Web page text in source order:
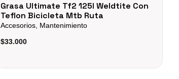
Grasa Ultimate Tf2 125l Weldtite Con
Teflon Bicicleta Mtb Ruta
Accesorios, Mantenimiento
$33.000